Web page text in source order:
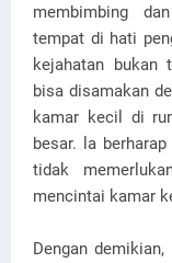
membimbing
tempat di hati
kejahatan bukan
bisa disamakan
kamar kecil di
besar. la
tidak
mencintai kamar
Dengan